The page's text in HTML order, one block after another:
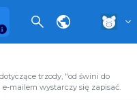
trzody, "od świni do
mailem wystarczy się zapisać.